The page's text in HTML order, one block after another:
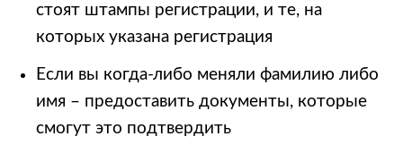
стоят штампы регистрации, и те, на
которых указана регистрация
Если вы когда-либо меняли фамилию либо
имя – предоставить документы, которые
смогут это подтвердить